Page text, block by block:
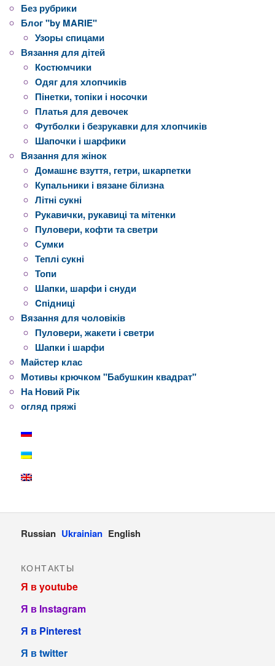
Без рубрики
Блог "by MARIE"
Узоры спицами
Вязання для дітей
Костюмчики
Одяг для хлопчиків
Пінетки, топіки і носочки
Платья для девочек
Футболки і безрукавки для хлопчиків
Шапочки і шарфики
Вязання для жінок
Домашнє взуття, гетри, шкарпетки
Купальники і вязане білизна
Літні сукні
Рукавички, рукавиці та мітенки
Пуловери, кофти та светри
Сумки
Теплі сукні
Топи
Шапки, шарфи і снуди
Cпідниці
Вязання для чоловіків
Пуловери, жакети і светри
Шапки і шарфи
Майстер клас
Мотивы крючком "Бабушкин квадрат"
На Новий Рік
огляд пряжі
Russian Ukrainian English
КОНТАКТЫ
Я в youtube
Я в Instagram
Я в Pinterest
Я в twitter